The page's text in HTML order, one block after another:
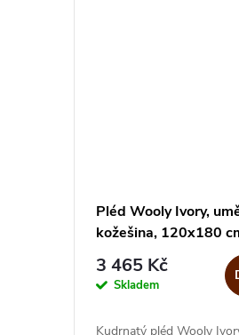
Pléd Wooly Ivory,
kožešina, 120x180
3 465 Kč
Skladem
Kudrnatý pléd Wooly